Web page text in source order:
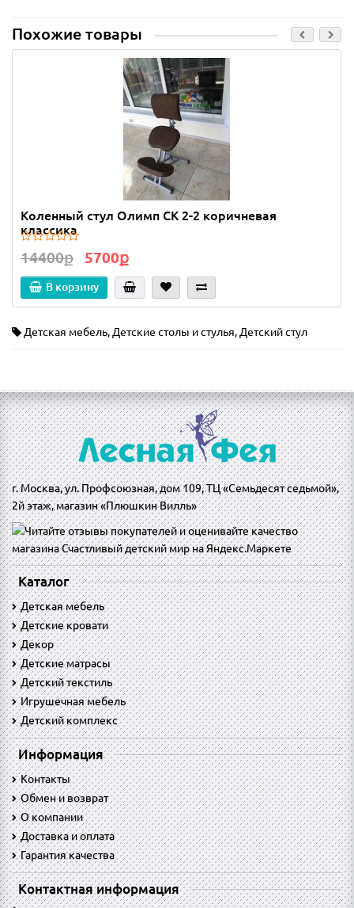
Похожие товары
Коленный стул Олимп СК 2-2 коричневая
классика
14400ք 5700ք
В корзину
Детская мебель,Детские столы и стулья,Детский стул
г. Москва, ул. Профсоюзная, дом 109, ТЦ «Семьдесят седьмой»,
2й этаж, магазин «Плюшкин Вилль»
Каталог
Детская мебель
Детские кровати
Декор
Детские матрасы
Детский текстиль
Игрушечная мебель
Детский комплекс
Информация
Контакты
Обмен и возврат
O компании
Доставка и оплата
Гарантия качества
Контактная информация